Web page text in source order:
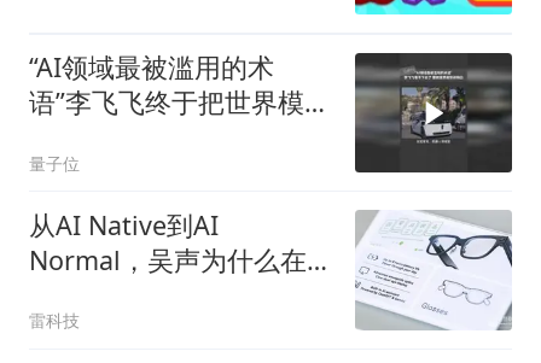
“AI领域最被滥用的术
语”李飞飞终于把世界模型
量子位
从AI Native到AI
Normal，吴声为什么在香
雷科技